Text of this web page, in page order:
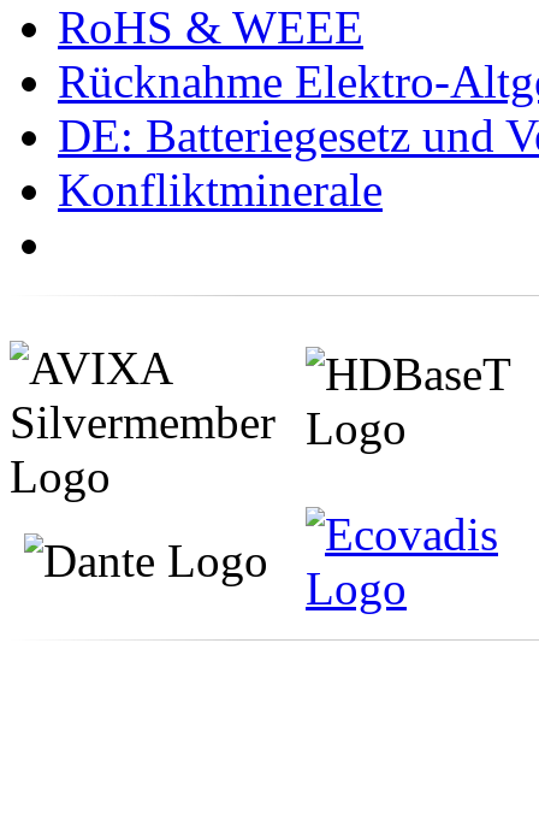
RoHS & WEEE
Rücknahme Elektro-
DE: Batteriegesetz und
Konfliktminerale